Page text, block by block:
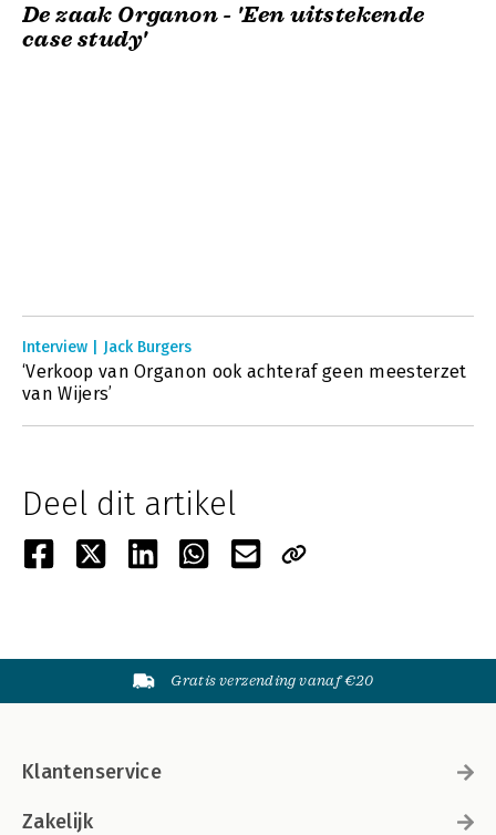
De zaak Organon - 'Een uitstekende
case study'
Interview | Jack Burgers
‘Verkoop van Organon ook achteraf geen meesterzet
van Wijers’
Deel dit artikel
Gratis verzending vanaf €20
Klantenservice
Zakelijk